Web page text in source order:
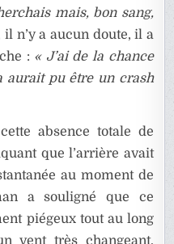
mais, bon sang,
il n’y a aucun doute, il a
: « J’ai de la chance
aurait pu être un crash
absence totale de
que l’arrière avait
au moment de
a souligné que ce
piégeux tout au long
vent très changeant.